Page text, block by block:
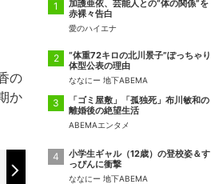
の
か
加護亜依、芸能人との“体の関係”を
赤裸々告白
愛のハイエナ
“体重72キロの北川景子”ぽっちゃり
体型公表の理由
ななにー 地下ABEMA
「ゴミ屋敷」「孤独死」布川敏和の
離婚後の絶望生活
ABEMAエンタメ
小学生ギャル（12歳）の登校姿＆す
っぴんに衝撃
ななにー 地下ABEMA